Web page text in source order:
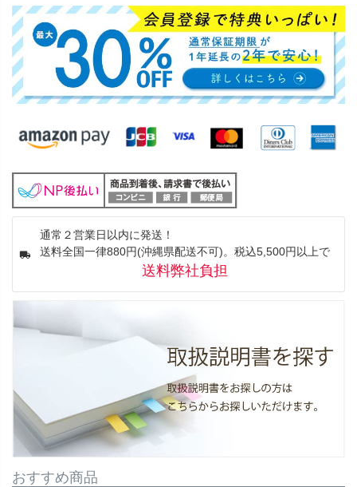
通常２営業日以内に発送！
送料全国一律880円(沖縄県配送不可)。税込5,500円以上で
送料弊社負担
おすすめ商品